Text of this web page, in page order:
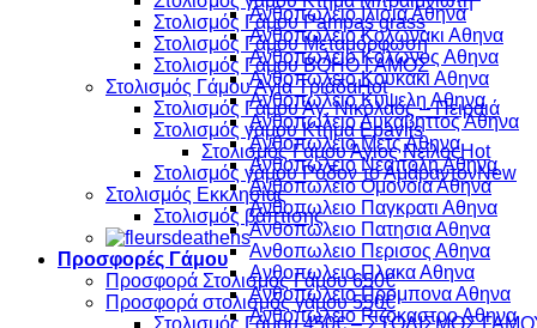
Στολισμός Γάμου Pampas grass
Στολισμός Γάμου Μεταμόρφωση
Στολισμός Γάμου BOHO ΓΑΜΟΣ
Στολισμός Γάμου Αγία Τριάδα
Στολισμός Γάμου Άγ. Νικόλαος – Πειραιά
Στολισμός γάμου Κτήμα Epavlis
Στολισμός Γάμου Άγιος Νείλος
Στολισμός γάμου Ρόδον το Αμάραντον
Στολισμός Εκκλησίας
Στολισμός βάπτισης
Προσφορές Γάμου
Προσφορά Στολισμός Γάμου 650€
Προσφορά στολισμός γάμου 550€
Στολισμός Γάμου 450€ – ΣΤΟΛΙΣΜΟΣ
Ανθοπωλειο Ιλισια Αθηνα
Ανθοπωλειο Κολωνακι Αθηνα
Ανθοπωλειο Κολωνος Αθηνα
Ανθοπωλειο Κουκακι Αθηνα
Ανθοπωλειο Κυψελη Αθηνα
Ανθοπωλειο Λυκαβηττος Αθηνα
Ανθοπωλειο Μετς Αθηνα
Ανθοπωλειο Νεαπολη Αθηνα
Ανθοπωλειο Ομονοια Αθηνα
Ανθοπωλειο Παγκρατι Αθηνα
Ανθοπωλειο Πατησια Αθηνα
Ανθοπωλειο Περισος Αθηνα
Ανθοπωλειο Πλακα Αθηνα
Ανθοπωλειο Προμπονα Αθηνα
Ανθοπωλειο Ριζοκαστρο Αθηνα